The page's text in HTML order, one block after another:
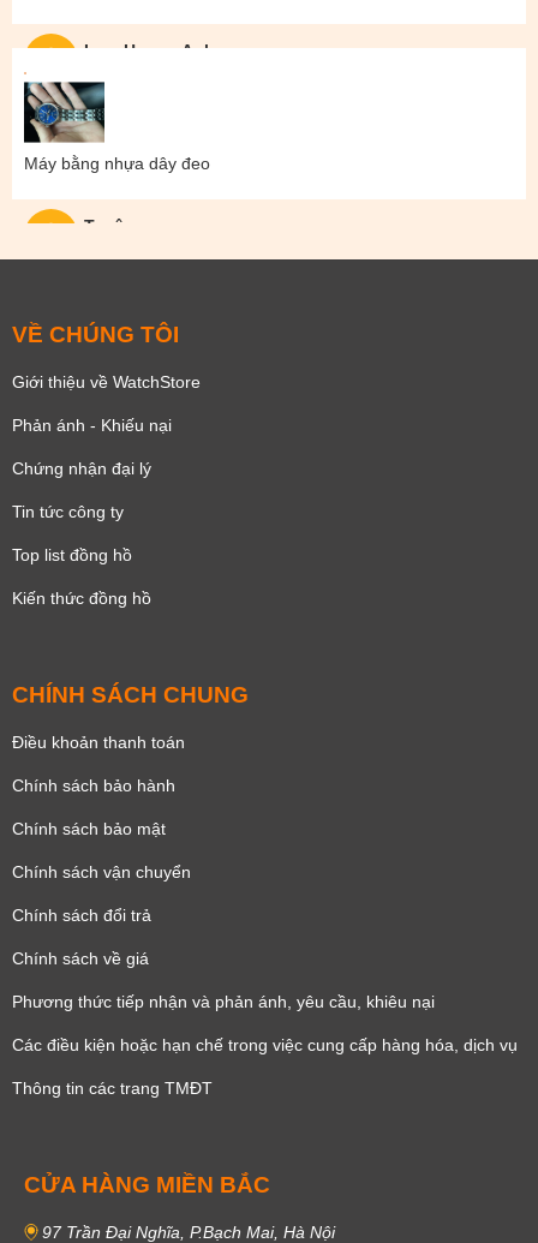
Lam Hoang Anh
Tuyên
Máy bằng nhựa dây đeo
VỀ CHÚNG TÔI
Giới thiệu về WatchStore
Phản ánh - Khiếu nại
Chứng nhận đại lý
Tin tức công ty
Top list đồng hồ
Kiến thức đồng hồ
CHÍNH SÁCH CHUNG
Điều khoản thanh toán
Chính sách bảo hành
Chính sách bảo mật
Chính sách vận chuyển
Chính sách đổi trả
Chính sách về giá
Phương thức tiếp nhận và phản ánh, yêu cầu, khiêu nại
Các điều kiện hoặc hạn chế trong việc cung cấp hàng hóa, dịch vụ
Thông tin các trang TMĐT
CỬA HÀNG MIỀN BẮC
97 Trần Đại Nghĩa, P.Bạch Mai, Hà Nội